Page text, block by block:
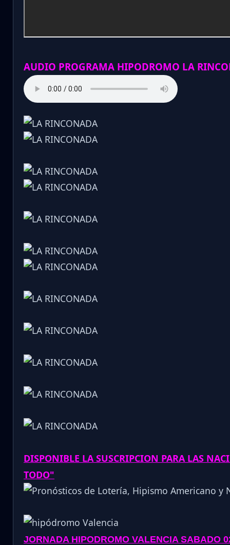
AUDIO PROGRAMA HIPODROMO LA
DISPONIBLE LA SUSCRIPCION PARA LAS
TODO"
JORNADA HIPODROMO VALENCIA SABADO